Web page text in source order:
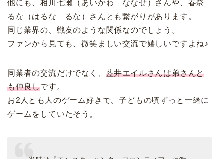
他にも、相川七瀬（あいかわ ななせ）さんや、春奈
るな（はるな るな）さんとも繋がりがあります。
同じ業界の、戦友のような関係なのでしょう。
ファンから見ても、微笑ましい交流で嬉しいですよね♪
同業者の交流だけでなく、 藍井エイルさんは弟さんと
も仲良しです。
お2人とも大のゲーム好きで、子どもの頃ずっと一緒に
ゲームをしていたそう。